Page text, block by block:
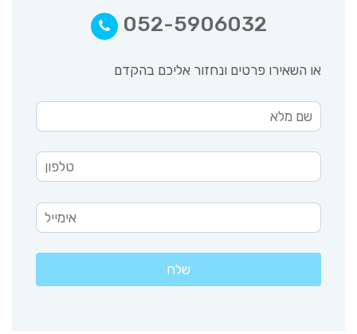
052-5906032
או השאירו פרטים ונחזור אליכם בהקדם